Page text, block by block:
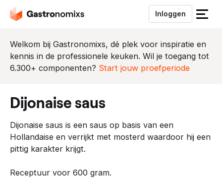
Inloggen
S
u
i
n
Welkom bij Gastronomixs, dé plek voor inspiratie en
kennis in de professionele keuken. Wil je toegang tot
6.300+ componenten? Start jouw proefperiode
dijonaise saus
Dijonaise saus is een saus op basis van een
Hollandaise en verrijkt met mosterd waardoor hij een
pittig karakter krijgt.
Receptuur voor 600 gram.